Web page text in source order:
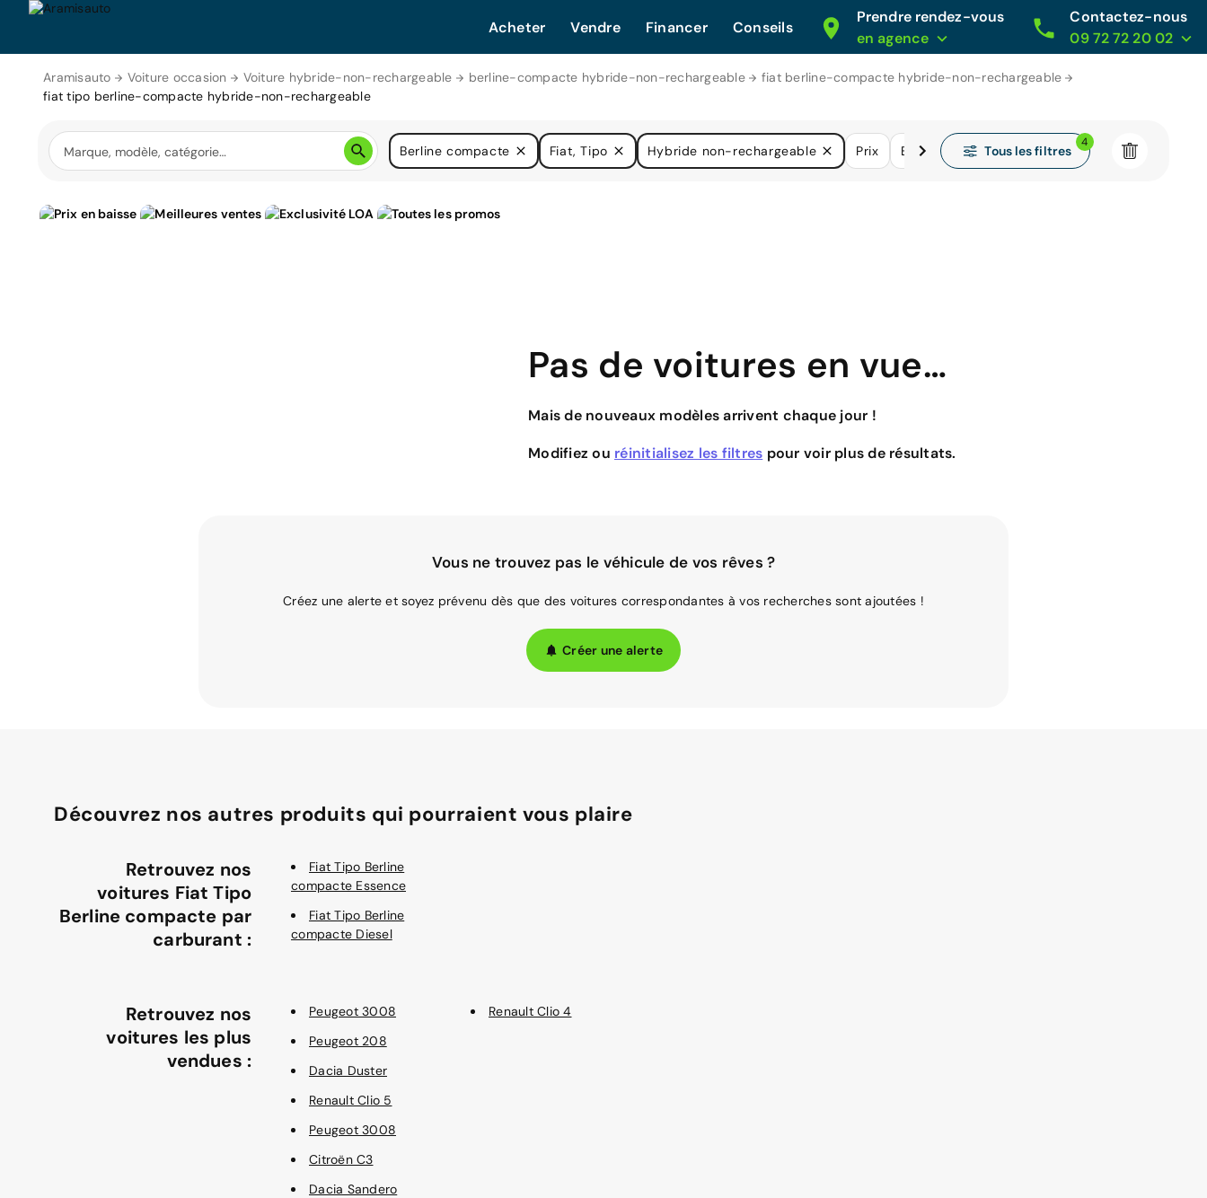
Acheter Vendre Financer Conseils
Prendre rendez-vous
en agence
Contactez-nous
09 72 72 20 02
Aramisauto Voiture occasion Voiture hybride-non-rechargeable berline-compacte hybride-non-rechargeable
fiat berline-compacte hybride-non-rechargeable
fiat tipo berline-compacte hybride-non-rechargeable
Berline compacte Fiat, Tipo Hybride non-rechargeable Prix Boîtes de vitesse Kilométrage
Tous les filtres
4
Pas de voitures en vue…
Mais de nouveaux modèles arrivent chaque jour !
Modifiez ou réinitialisez les filtres pour voir plus de résultats.
Vous ne trouvez pas le véhicule de vos rêves ?
Créez une alerte et soyez prévenu dès que des voitures correspondantes à vos recherches sont ajoutées !
Créer une alerte
Découvrez nos autres produits qui pourraient vous plaire
Retrouvez nos
voitures Fiat Tipo
Berline compacte par
carburant :
Fiat Tipo Berline
compacte Essence
Fiat Tipo Berline
compacte Diesel
Retrouvez nos
voitures les plus
vendues :
Peugeot 3008
Peugeot 208
Dacia Duster
Renault Clio 5
Peugeot 3008
Citroën C3
Dacia Sandero
Renault Clio 4